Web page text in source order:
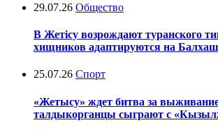
29.07.26 Общество
В Жетісу возрождают туранского
хищников адаптируются на
25.07.26 Спорт
«Жетысу» ждет битва за
талдыкорганцы сыграют с